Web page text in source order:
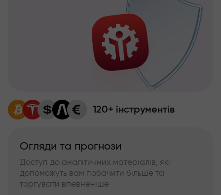
120+ інструментів
Огляди та прогнози
Доступ до аналітичних матеріалів, які
допоможуть вам побачити більше та
торгувати впевненіше